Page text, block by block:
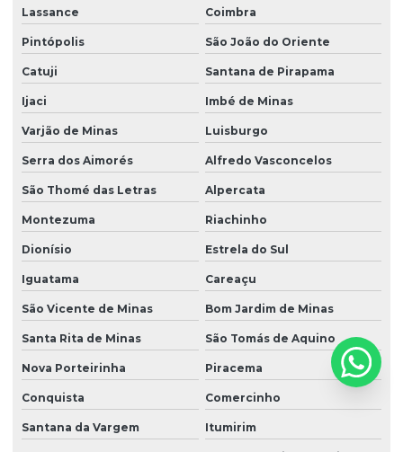
Lassance Coimbra
Pintópolis São João do Oriente
Catuji Santana de Pirapama
Ijaci Imbé de Minas
Varjão de Minas Luisburgo
Serra dos Aimorés Alfredo Vasconcelos
São Thomé das Letras Alpercata
Montezuma Riachinho
Dionísio Estrela do Sul
Iguatama Careaçu
São Vicente de Minas Bom Jardim de Minas
Santa Rita de Minas São Tomás de Aquino
Nova Porteirinha Piracema
Conquista Comercinho
Santana da Vargem Itumirim